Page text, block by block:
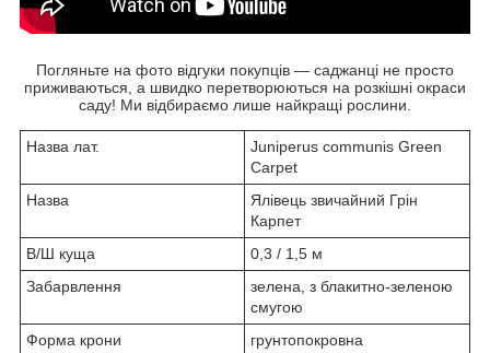
Погляньте на фото відгуки покупців — саджанці не просто
приживаються, а швидко перетворюються на розкішні окраси
саду! Ми відбираємо лише найкращі рослини.
Назва лат.
Juniperus communis Green
Carpet
Назва
Ялівець звичайний Грін
Карпет
В/Ш куща
0,3 / 1,5 м
Забарвлення
зелена, з блакитно-зеленою
смугою
Форма крони
грунтопокровна